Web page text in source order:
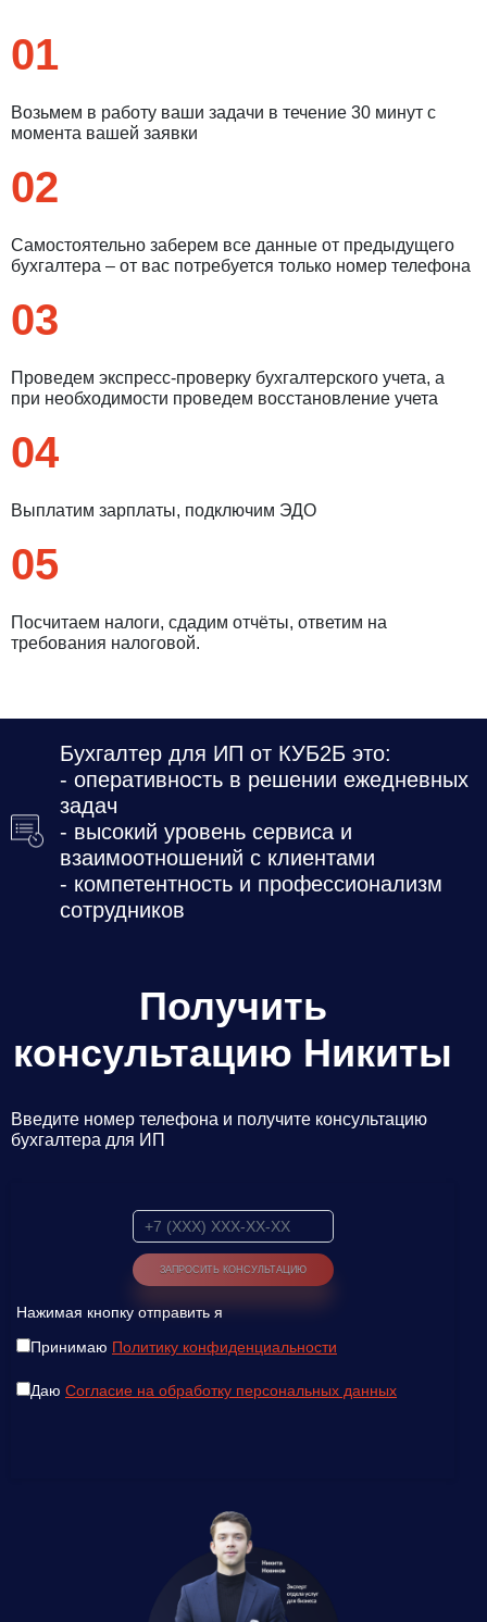
01
Возьмем в работу ваши задачи в течение 30 минут с
момента вашей заявки
02
Самостоятельно заберем все данные от предыдущего
бухгалтера – от вас потребуется только номер телефона
03
Проведем экспресс-проверку бухгалтерского учета, а
при необходимости проведем восстановление учета
04
Выплатим зарплаты, подключим ЭДО
05
Посчитаем налоги, сдадим отчёты, ответим на
требования налоговой.
Бухгалтер для ИП от КУБ2Б это:
- оперативность в решении ежедневных
задач
- высокий уровень сервиса и
взаимоотношений с клиентами
- компетентность и профессионализм
сотрудников
Получить
консультацию Никиты
Введите номер телефона и получите консультацию
бухгалтера для ИП
Нажимая кнопку отправить я
Принимаю Политику конфиденциальности
Даю Согласие на обработку персональных данных
Нажимая кнопку отправить я
Политику конфиденциальности